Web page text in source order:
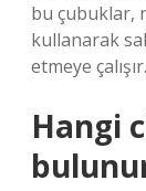
bu çubuklar,
kullanarak
etmeye çalışır.
Hangi